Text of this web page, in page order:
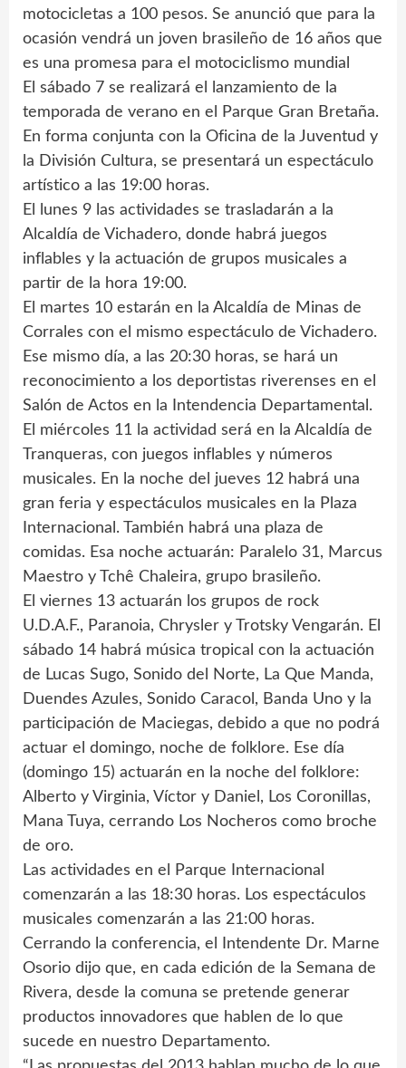
motocicletas a 100 pesos. Se anunció que para la
ocasión vendrá un joven brasileño de 16 años que
es una promesa para el motociclismo mundial
El sábado 7 se realizará el lanzamiento de la
temporada de verano en el Parque Gran Bretaña.
En forma conjunta con la Oficina de la Juventud y
la División Cultura, se presentará un espectáculo
artístico a las 19:00 horas.
El lunes 9 las actividades se trasladarán a la
Alcaldía de Vichadero, donde habrá juegos
inflables y la actuación de grupos musicales a
partir de la hora 19:00.
El martes 10 estarán en la Alcaldía de Minas de
Corrales con el mismo espectáculo de Vichadero.
Ese mismo día, a las 20:30 horas, se hará un
reconocimiento a los deportistas riverenses en el
Salón de Actos en la Intendencia Departamental.
El miércoles 11 la actividad será en la Alcaldía de
Tranqueras, con juegos inflables y números
musicales. En la noche del jueves 12 habrá una
gran feria y espectáculos musicales en la Plaza
Internacional. También habrá una plaza de
comidas. Esa noche actuarán: Paralelo 31, Marcus
Maestro y Tchê Chaleira, grupo brasileño.
El viernes 13 actuarán los grupos de rock
U.D.A.F., Paranoia, Chrysler y Trotsky Vengarán. El
sábado 14 habrá música tropical con la actuación
de Lucas Sugo, Sonido del Norte, La Que Manda,
Duendes Azules, Sonido Caracol, Banda Uno y la
participación de Maciegas, debido a que no podrá
actuar el domingo, noche de folklore. Ese día
(domingo 15) actuarán en la noche del folklore:
Alberto y Virginia, Víctor y Daniel, Los Coronillas,
Mana Tuya, cerrando Los Nocheros como broche
de oro.
Las actividades en el Parque Internacional
comenzarán a las 18:30 horas. Los espectáculos
musicales comenzarán a las 21:00 horas.
Cerrando la conferencia, el Intendente Dr. Marne
Osorio dijo que, en cada edición de la Semana de
Rivera, desde la comuna se pretende generar
productos innovadores que hablen de lo que
sucede en nuestro Departamento.